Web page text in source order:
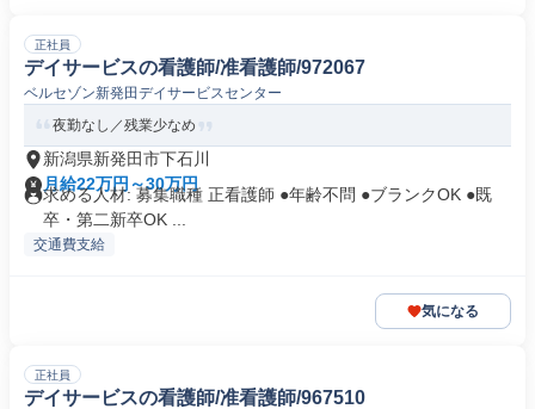
正社員
デイサービスの看護師/准看護師/972067
ベルセゾン新発田デイサービスセンター
夜勤なし／残業少なめ
新潟県新発田市下石川
月給22万円～30万円
求める人材: 募集職種 正看護師 ●年齢不問 ●ブランクOK ●既
卒・第二新卒OK ...
交通費支給
気になる
正社員
デイサービスの看護師/准看護師/967510